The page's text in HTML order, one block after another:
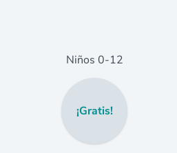
Niños 0-12
¡Gratis!